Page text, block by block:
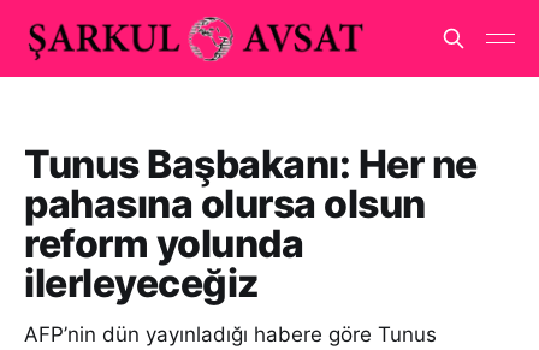
Tunus Başbakanı: Her ne
pahasına olursa olsun
reform yolunda
ilerleyeceğiz
AFP’nin dün yayınladığı habere göre Tunus